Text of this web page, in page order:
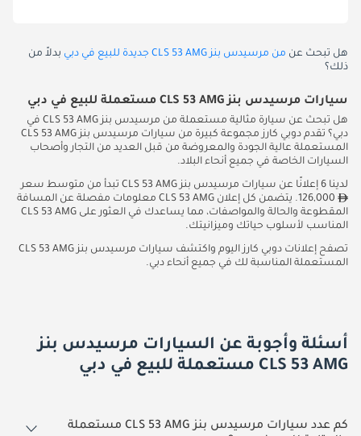
هل تبحث عن من مرسيدس بنز CLS 53 AMG جديدة للبيع في دبي
بدلاً من
ذلك؟
سيارات مرسيدس بنز CLS 53 AMG مستعملة للبيع في دبي
هل تبحث عن سيارة مثالية مستعملة من مرسيدس بنز CLS 53 AMG في
دبي؟ تقدم دوبي كارز مجموعة كبيرة من سيارات مرسيدس بنز CLS 53 AMG
المستعملة عالية الجودة والمعروضة من قبل العديد من التجار وأصحاب
السيارات الخاصة في جميع أنحاء البلاد.
لدينا 6 إعلانًا عن سيارات مرسيدس بنز CLS 53 AMG تبدأ من متوسط سعر
126,000. يتضمن كل إعلان CLS 53 AMG معلومات مفصلة عن المسافة
المقطوعة والحالة والمواصفات، مما يساعدك في العثور على CLS 53 AMG
المناسب لأسلوب حياتك وميزانيتك.
تصفح إعلانات دوبي كارز اليوم واكتشف سيارات مرسيدس بنز CLS 53 AMG
المستعملة المناسبة لك في جميع أنحاء دبي.
أسئلة وأجوبة عن السيارات مرسيدس بنز
CLS 53 AMG مستعملة للبيع في دبي
كم عدد سيارات مرسيدس بنز CLS 53 AMG مستعملة